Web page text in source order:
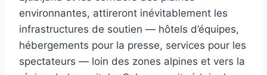
environnantes, attireront inévitablement les
infrastructures de soutien — hôtels d’équipes,
hébergements pour la presse, services pour les
spectateurs — loin des zones alpines et vers la